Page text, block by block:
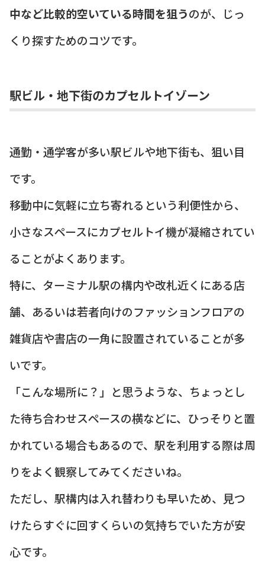
中など比較的空いている時間を狙うのが、じっ
くり探すためのコツです。
駅ビル・地下街のカプセルトイゾーン
通勤・通学客が多い駅ビルや地下街も、狙い目
です。
移動中に気軽に立ち寄れるという利便性から、
小さなスペースにカプセルトイ機が凝縮されてい
ることがよくあります。
特に、ターミナル駅の構内や改札近くにある店
舗、あるいは若者向けのファッションフロアの
雑貨店や書店の一角に設置されていることが多
いです。
「こんな場所に？」と思うような、ちょっとし
た待ち合わせスペースの横などに、ひっそりと置
かれている場合もあるので、駅を利用する際は周
りをよく観察してみてくださいね。
ただし、駅構内は入れ替わりも早いため、見つ
けたらすぐに回すくらいの気持ちでいた方が安
心です。